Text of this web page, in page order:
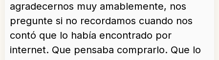
agradecernos muy amablemente, nos
pregunte si no recordamos cuando nos
contó que lo había encontrado por
internet. Que pensaba comprarlo. Que lo